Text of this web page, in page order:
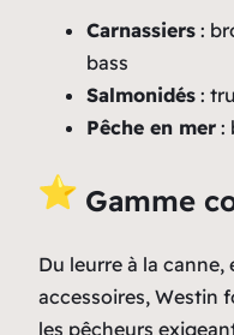
Carnassiers :
bass
Salmonidés :
Pêche en mer :
Gamme
Du leurre à la canne,
accessoires, Westin
les pêcheurs